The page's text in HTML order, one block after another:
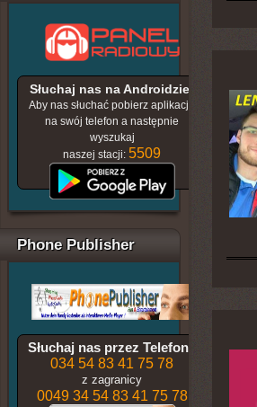
Słuchaj nas na Androidzie!
Aby nas słuchać pobierz aplikację
na swój telefon a następnie
wyszukaj
naszej stacji:5509
Phone Publisher
Słuchaj nas przez Telefon !
034 54 83 41 75 78
z zagranicy
0049 34 54 83 41 75 78